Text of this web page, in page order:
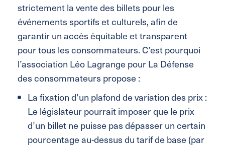
strictement la vente des billets pour les
événements sportifs et culturels, afin de
garantir un accès équitable et transparent
pour tous les consommateurs. C’est pourquoi
l’association Léo Lagrange pour La Défense
des consommateurs propose :
La fixation d’un plafond de variation des prix :
Le législateur pourrait imposer que le prix
d’un billet ne puisse pas dépasser un certain
pourcentage au-dessus du tarif de base (par